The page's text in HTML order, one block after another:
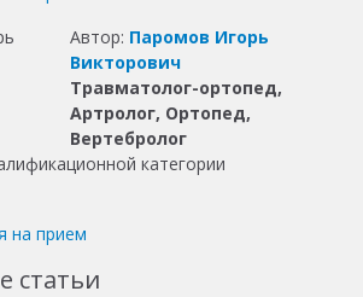
Автор: Паромов Игорь
Викторович
Травматолог-ортопед,
Артролог, Ортопед,
Вертебролог
категории
на прием
статьи